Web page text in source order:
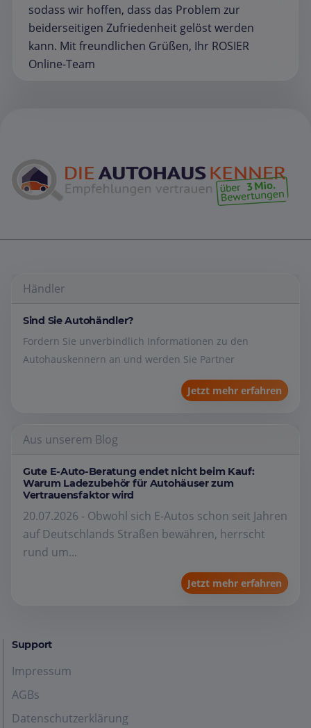
sodass wir hoffen, dass das Problem zur
beiderseitigen Zufriedenheit gelöst werden
kann. Mit freundlichen Grüßen, Ihr ROSIER
Online-Team
Händler
Sind Sie Autohändler?
Fordern Sie unverbindlich Informationen zu den
Autohauskennern an und werden Sie Partner
Jetzt mehr erfahren
Aus unserem Blog
Gute E-Auto-Beratung endet nicht beim Kauf:
Warum Ladezubehör für Autohäuser zum
Vertrauensfaktor wird
20.07.2026 - Obwohl sich E-Autos schon seit Jahren
auf Deutschlands Straßen bewähren, herrscht
rund um...
Jetzt mehr erfahren
Support
Impressum
AGBs
Datenschutzerklärung